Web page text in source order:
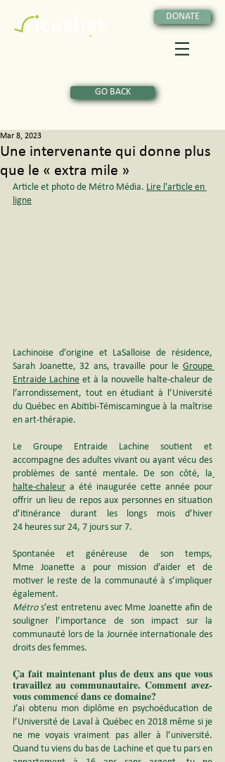
DONATE
GO BACK
Une intervenante qui donne plus
que le « extra mile »
Mar 8, 2023
Article et photo de Métro Média. Lire l'article en
ligne
Lachinoise d’origine et LaSalloise de résidence,
Sarah Joanette, 32 ans, travaille pour le Groupe
Entraide Lachine et à la nouvelle halte-chaleur de
l’arrondissement, tout en étudiant à l’Université
du Québec en Abitibi-Témiscamingue à la maîtrise
en art-thérapie.
Le Groupe Entraide Lachine soutient et
accompagne des adultes vivant ou ayant vécu des
problèmes de santé mentale. De son côté, la
halte-chaleur a été inaugurée cette année pour
offrir un lieu de repos aux personnes en situation
d’itinérance durant les longs mois d’hiver
24 heures sur 24, 7 jours sur 7.
Spontanée et généreuse de son temps,
Mme Joanette a pour mission d’aider et de
motiver le reste de la communauté à s’impliquer
également.
Métro s’est entretenu avec Mme Joanette afin de
souligner l’importance de son impact sur la
communauté lors de la Journée internationale des
droits des femmes.
Ça fait maintenant plus de deux ans que vous
travaillez au communautaire. Comment avez-
vous commencé dans ce domaine?
J’ai obtenu mon diplôme en psychoéducation de
l’Université de Laval à Québec en 2018 même si je
ne me voyais vraiment pas aller à l’université.
Quand tu viens du bas de Lachine et que tu pars en